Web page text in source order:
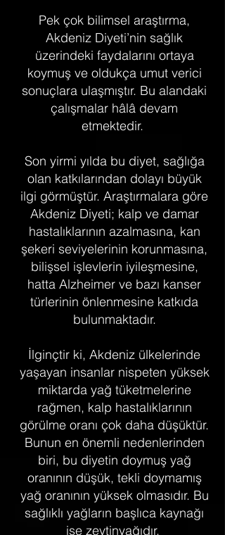
Pek çok bilimsel araştırma,
Akdeniz Diyeti’nin sağlık
üzerindeki faydalarını ortaya
koymuş ve oldukça umut verici
sonuçlara ulaşmıştır. Bu alandaki
çalışmalar hâlâ devam
etmektedir.
Son yirmi yılda bu diyet, sağlığa
olan katkılarından dolayı büyük
ilgi görmüştür. Araştırmalara göre
Akdeniz Diyeti; kalp ve damar
hastalıklarının azalmasına, kan
şekeri seviyelerinin korunmasına,
bilişsel işlevlerin iyileşmesine,
hatta Alzheimer ve bazı kanser
türlerinin önlenmesine katkıda
bulunmaktadır.
İlginçtir ki, Akdeniz ülkelerinde
yaşayan insanlar nispeten yüksek
miktarda yağ tüketmelerine
rağmen, kalp hastalıklarının
görülme oranı çok daha düşüktür.
Bunun en önemli nedenlerinden
biri, bu diyetin doymuş yağ
oranının düşük, tekli doymamış
yağ oranının yüksek olmasıdır. Bu
sağlıklı yağların başlıca kaynağı
ise zeytinyağıdır.